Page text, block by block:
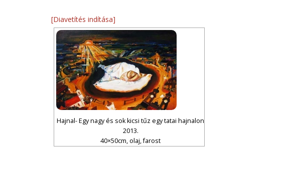
[Diavetítés indítása]
Hajnal- Egy nagy és sok kicsi tűz egy tatai hajnalon
2013.
40×50cm, olaj, farost